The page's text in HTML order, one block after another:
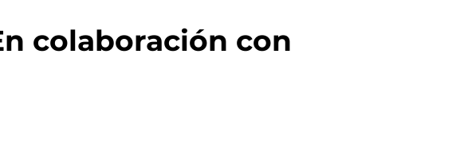
colaboración con